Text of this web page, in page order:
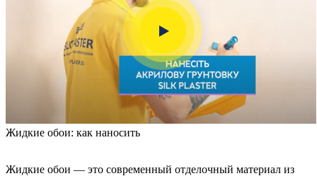
Жидкие обои: как наносить
Жидкие обои — это современный отделочный материал из